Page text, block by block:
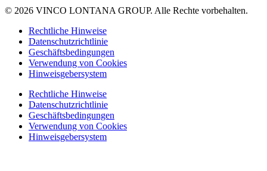
© 2026 VINCO LONTANA GROUP. Alle Rechte vorbehalten.
Rechtliche Hinweise
Datenschutzrichtlinie
Geschäftsbedingungen
Verwendung von Cookies
Hinweisgebersystem
Rechtliche Hinweise
Datenschutzrichtlinie
Geschäftsbedingungen
Verwendung von Cookies
Hinweisgebersystem